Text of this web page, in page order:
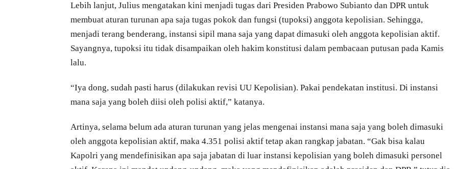
Lebih lanjut, Julius mengatakan kini menjadi tugas dari Presiden Prabowo Subianto dan DPR untuk
membuat aturan turunan apa saja tugas pokok dan fungsi (tupoksi) anggota kepolisian. Sehingga,
menjadi terang benderang, instansi sipil mana saja yang dapat dimasuki oleh anggota kepolisian aktif.
Sayangnya, tupoksi itu tidak disampaikan oleh hakim konstitusi dalam pembacaan putusan pada Kamis
lalu.
“Iya dong, sudah pasti harus (dilakukan revisi UU Kepolisian). Pakai pendekatan institusi. Di instansi
mana saja yang boleh diisi oleh polisi aktif,” katanya.
Artinya, selama belum ada aturan turunan yang jelas mengenai instansi mana saja yang boleh dimasuki
oleh anggota kepolisian aktif, maka 4.351 polisi aktif tetap akan rangkap jabatan. “Gak bisa kalau
Kapolri yang mendefinisikan apa saja jabatan di luar instansi kepolisian yang boleh dimasuki personel